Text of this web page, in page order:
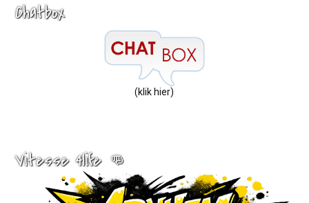
Chatbox
(klik hier)
Vitesse 4life 👊